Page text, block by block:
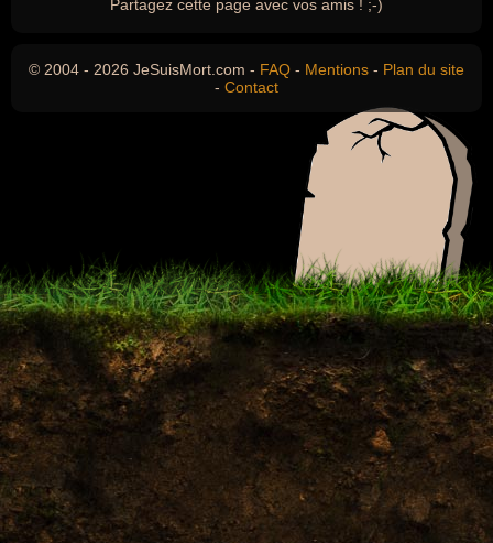
Partagez cette page avec vos amis ! ;-)
© 2004 - 2026 JeSuisMort.com - FAQ - Mentions - Plan du site
- Contact